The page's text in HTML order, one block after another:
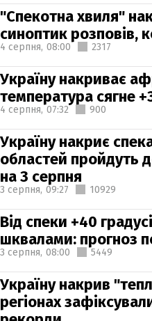
"Спекотна хвиля"
синоптик розповів,
4 серпня, 08:00 2317
Україну накриває
температура сягне
4 серпня, 07:32 900
Україну накриє
областей пройдуть
на 3 серпня
3 серпня, 09:27 10929
Від спеки +40
шквалами: прогноз
3 серпня, 08:00 5449
Україну накрив
регіонах